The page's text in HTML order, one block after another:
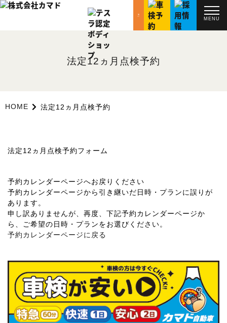
MENU
法定12ヵ月点検予約
HOME 法定12ヵ月点検予約
法定12ヵ月点検予約フォーム
予約カレンダーページへお戻りください
予約カレンダーページから引き継いだ日時・プランに誤りが
あります。
申し訳ありませんが、再度、下記予約カレンダーページか
ら、ご希望の日時・プランをお選びください。
予約カレンダーページに戻る